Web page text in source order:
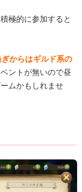
極的に参加すると
からはギルド系の
ントが無いので昼
ムかもしれませ